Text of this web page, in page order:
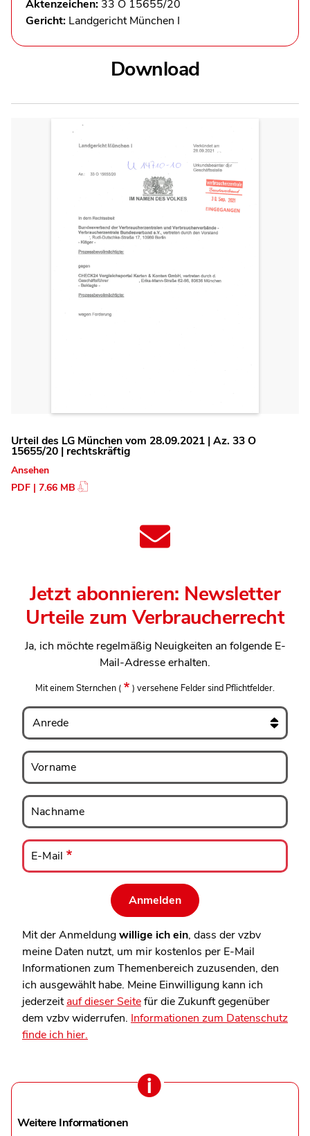
Aktenzeichen: 33 O 15655/20
Gericht: Landgericht München I
Download
Urteil des LG München vom 28.09.2021 | Az. 33 O
15655/20 | rechtskräftig
Ansehen
PDF | 7.66 MB
Jetzt abonnieren: Newsletter
Urteile zum Verbraucherrecht
Ja, ich möchte regelmäßig Neuigkeiten an folgende E-
Mail-Adresse erhalten.
Mit einem Sternchen ( ) versehene Felder sind Pflichtfelder.
Anrede
Vorname
Vorname
Nachname
Nachname
E-
Mail
E-Mail
Mit der Anmeldungwillige ich ein, dass der vzbv
meine Daten nutzt, um mir kostenlos per E-Mail
Informationen zum Themenbereich zuzusenden, den
ich ausgewählt habe. Meine Einwilligung kann ich
jederzeitauf dieser Seitefür die Zukunft gegenüber
dem vzbv widerrufen. Informationen zum Datenschutz
finde ich hier.
Weitere Informationen